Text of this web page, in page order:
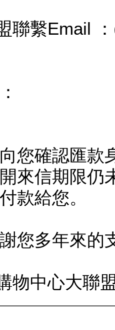
聯繫Email
您確認匯款
來信期限仍
款給您。
您多年來的
物中心大